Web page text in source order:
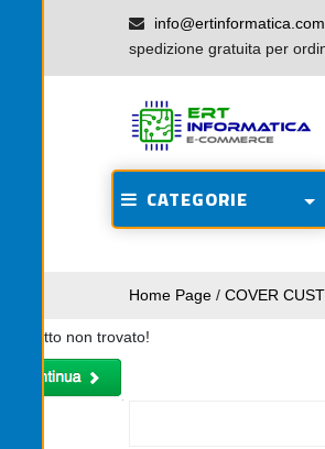
info@ertinformatica.com
spedizione gratuita per
CATEGORIE
Home Page / COVER
Prodotto non trovato!